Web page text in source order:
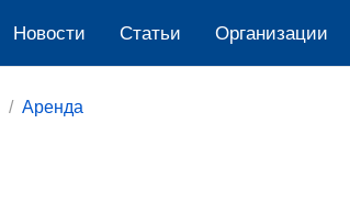
Новости Cтатьи Организации
Аренда